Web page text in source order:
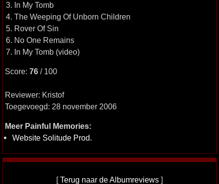
3. In My Tomb
4. The Weeping Of Unborn Children
5. Rover Of Sin
6. No One Remains
7. In My Tomb (video)
Score: 76 / 100
Reviewer: Kristof
Toegevoegd: 28 november 2006
Meer Painful Memories:
Website Solitude Prod.
[Terug naar de Albumreviews ]